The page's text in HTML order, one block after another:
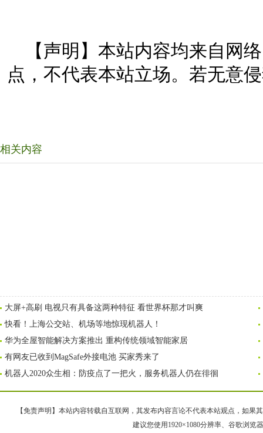
【声明】本站内容均来自网
点，不代表本站立场。若无意
相关内容
大屏+高刷 电视只有具备这两种特征 看世界杯那才叫爽
快看！上海公交站、机场等地惊现机器人！
华为全屋智能解决方案推出 重构传统领域智能家居
有网友已收到MagSafe外接电池 买家秀来了
机器人2020众生相：防疫点了一把火，服务机器人仍在徘徊
【免责声明】本站内容转载自互联网，其发布内容言论不代表本站观点，如果
建议您使用1920×1080分辨率、谷歌浏览